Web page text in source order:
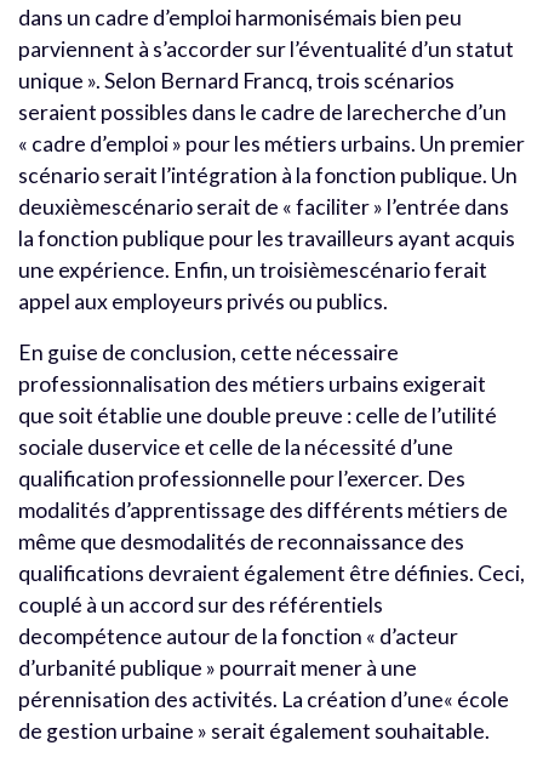
dans un cadre d’emploi harmonisémais bien peu
parviennent à s’accorder sur l’éventualité d’un statut
unique ». Selon Bernard Francq, trois scénarios
seraient possibles dans le cadre de larecherche d’un
« cadre d’emploi » pour les métiers urbains. Un premier
scénario serait l’intégration à la fonction publique. Un
deuxièmescénario serait de « faciliter » l’entrée dans
la fonction publique pour les travailleurs ayant acquis
une expérience. Enfin, un troisièmescénario ferait
appel aux employeurs privés ou publics.
En guise de conclusion, cette nécessaire
professionnalisation des métiers urbains exigerait
que soit établie une double preuve : celle de l’utilité
sociale duservice et celle de la nécessité d’une
qualification professionnelle pour l’exercer. Des
modalités d’apprentissage des différents métiers de
même que desmodalités de reconnaissance des
qualifications devraient également être définies. Ceci,
couplé à un accord sur des référentiels
decompétence autour de la fonction « d’acteur
d’urbanité publique » pourrait mener à une
pérennisation des activités. La création d’une« école
de gestion urbaine » serait également souhaitable.